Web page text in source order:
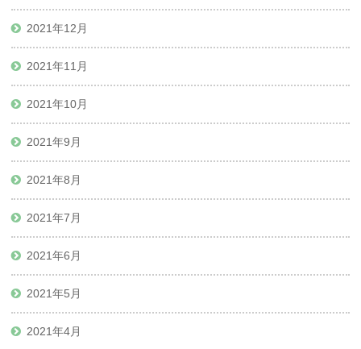
2021年12月
2021年11月
2021年10月
2021年9月
2021年8月
2021年7月
2021年6月
2021年5月
2021年4月